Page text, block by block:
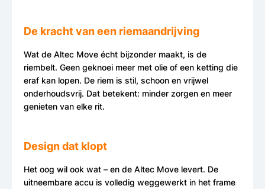
De kracht van een riemaandrijving
Wat de Altec Move écht bijzonder maakt, is de
riembelt. Geen geknoei meer met olie of een ketting die
eraf kan lopen. De riem is stil, schoon en vrijwel
onderhoudsvrij. Dat betekent: minder zorgen en meer
genieten van elke rit.
Design dat klopt
Het oog wil ook wat – en de Altec Move levert. De
uitneembare accu is volledig weggewerkt in het frame